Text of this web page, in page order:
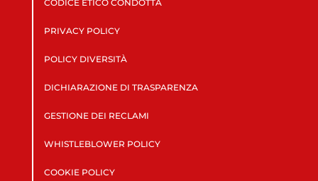
CODICE ETICO CONDOTTA
PRIVACY POLICY
POLICY DIVERSITÀ
DICHIARAZIONE DI TRASPARENZA
GESTIONE DEI RECLAMI
WHISTLEBLOWER POLICY
COOKIE POLICY